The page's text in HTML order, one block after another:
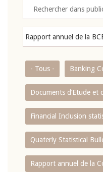
- Tous - Banking
Documents d’Etude et
Financial Inclusion
Quaterly Statistical
Rapport annuel de la